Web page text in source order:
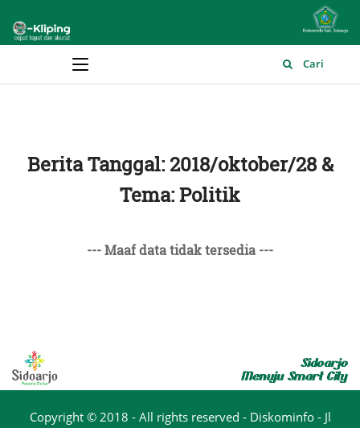
Main Menu Cari
Berita Tanggal: 2018/oktober/28 &
Tema: Politik
--- Maaf data tidak tersedia ---
Copyright © 2018 - All rights reserved - Diskominfo - Jl